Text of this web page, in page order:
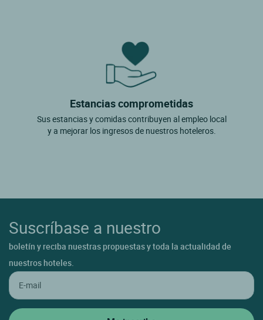
Estancias comprometidas
Sus estancias y comidas contribuyen al empleo local
y a mejorar los ingresos de nuestros hoteleros.
Suscríbase a nuestro
boletín y reciba nuestras propuestas y toda la actualidad de
nuestros hoteles.